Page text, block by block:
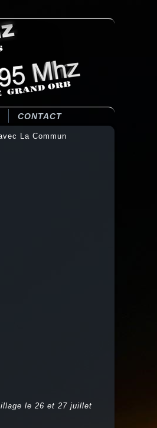
CONTACT
La Commun
le 26 et 27 juillet